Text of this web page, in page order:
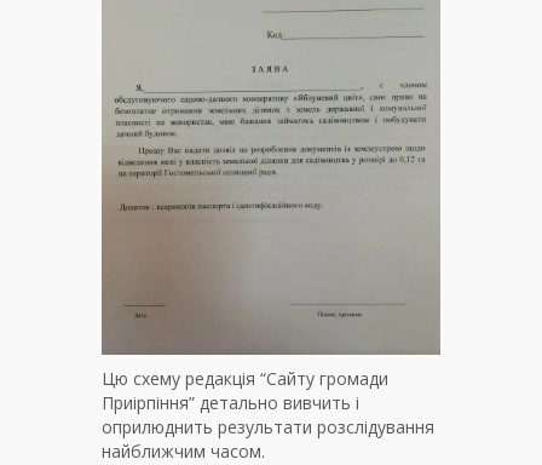
Цю схему редакція “Сайту громади
Приірпіння” детально вивчить і
оприлюднить результати розслідування
найближчим часом.